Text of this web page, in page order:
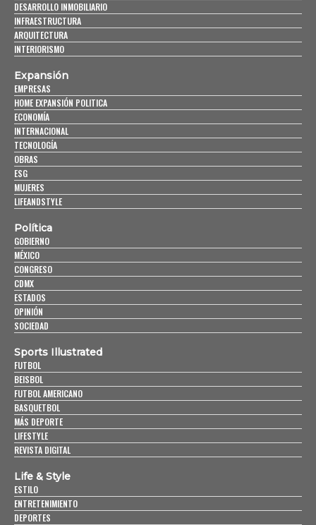
DESARROLLO INMOBILIARIO
INFRAESTRUCTURA
ARQUITECTURA
INTERIORISMO
Expansión
EMPRESAS
HOME EXPANSIÓN POLITICA
ECONOMÍA
INTERNACIONAL
TECNOLOGÍA
OBRAS
ESG
MUJERES
LIFEANDSTYLE
Política
GOBIERNO
MÉXICO
CONGRESO
CDMX
ESTADOS
OPINIÓN
SOCIEDAD
Sports Illustrated
FUTBOL
BEISBOL
FUTBOL AMERICANO
BASQUETBOL
MÁS DEPORTE
LIFESTYLE
REVISTA DIGITAL
Life & Style
ESTILO
ENTRETENIMIENTO
DEPORTES